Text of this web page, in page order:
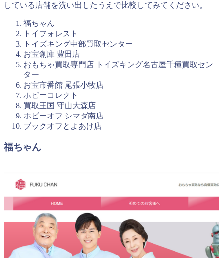
している店舗を洗い出したうえで比較してみてください。
福ちゃん
トイフォレスト
トイズキング中部買取センター
お宝創庫 豊田店
おもちゃ買取専門店 トイズキング名古屋千種買取セン
ター
お宝市番館 尾張小牧店
ホビーコレクト
買取王国 守山大森店
ホビーオフ シマダ南店
ブックオフとよあけ店
福ちゃん